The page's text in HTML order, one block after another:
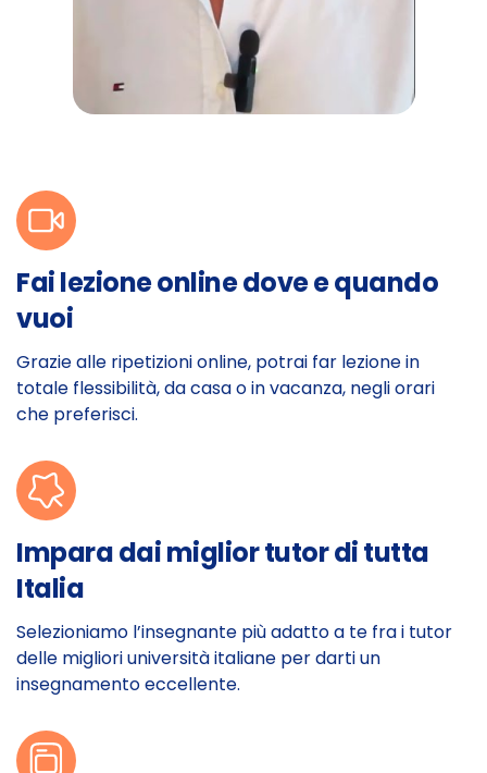
Fai lezione online dove e quando
vuoi
Grazie alle ripetizioni online, potrai far lezione in
totale flessibilità, da casa o in vacanza, negli orari
che preferisci.
Impara dai miglior tutor di tutta
Italia
Selezioniamo l’insegnante più adatto a te fra i tutor
delle migliori università italiane per darti un
insegnamento eccellente.